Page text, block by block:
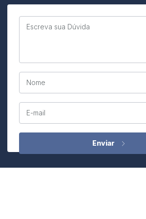
Escreva sua Dúvida
Nome
E-mail